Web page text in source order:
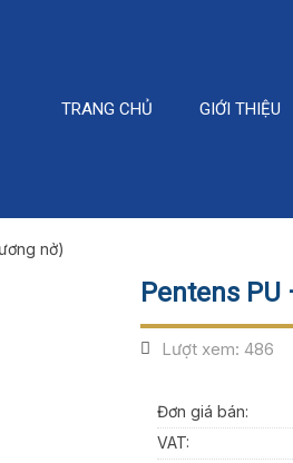
TRANG CHỦ GIỚI THIỆU
nở)
Pentens
Lượt xem: 486
Đơn giá bán:
VAT: